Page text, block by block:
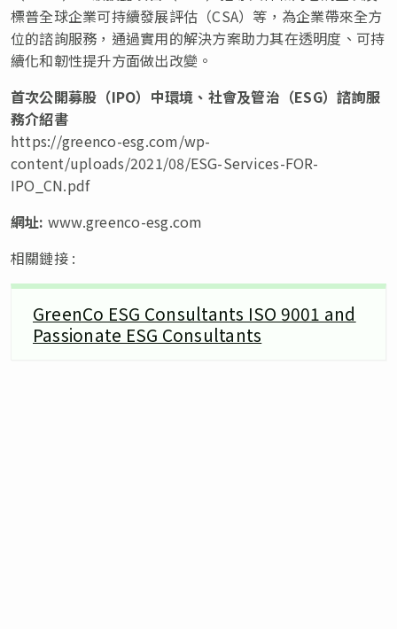
標普全球企業可持續發展評估（CSA）等，為企業帶來全方
位的諮詢服務，通過實用的解決方案助力其在透明度、可持
續化和韌性提升方面做出改變。
首次公開募股（IPO）中環境、社會及管治（ESG）諮詢服
務介紹書
https://greenco-esg.com/wp-
content/uploads/2021/08/ESG-Services-FOR-
IPO_CN.pdf
網址: www.greenco-esg.com
相關鏈接 :
GreenCo ESG Consultants ISO 9001 and
Passionate ESG Consultants